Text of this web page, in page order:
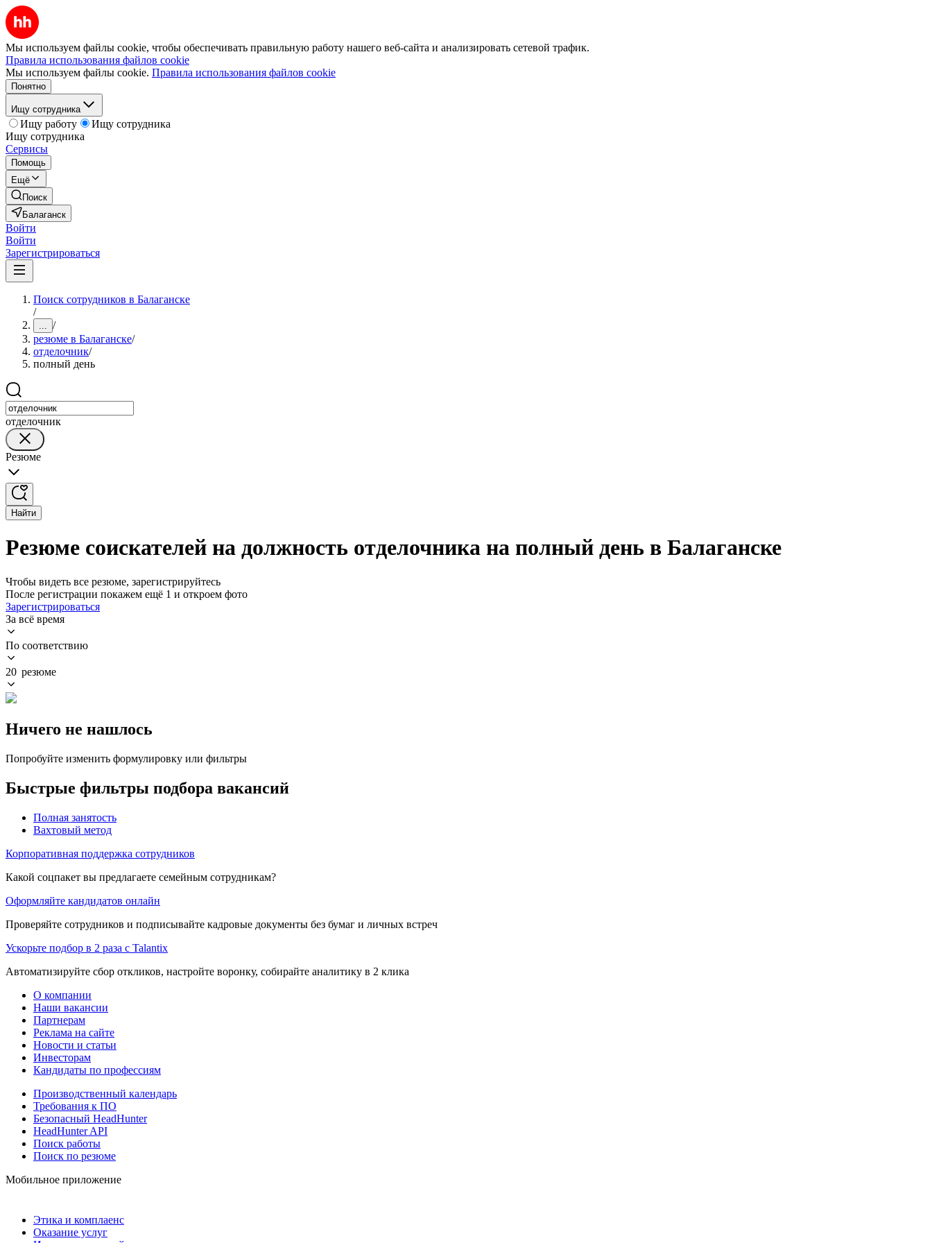
Мы используем файлы cookie, чтобы обеспечивать правильную работу нашего веб-сайта и анализировать сетевой трафик.
Правила использования файлов cookie
Мы используем файлы cookie. Правила использования файлов cookie
Понятно
Ищу сотрудника
Ищу работу
Ищу сотрудника
Ищу сотрудника
Сервисы
Помощь
Ещё
Поиск
Балаганск
Войти
Войти
Зарегистрироваться
Поиск сотрудников в Балаганске
/
... /
резюме в Балаганске/
отделочник/
полный день
отделочник
Резюме
Найти
Резюме соискателей на должность отделочника на полный день в Балаганске
Чтобы видеть все резюме, зарегистрируйтесь
После регистрации покажем ещё 1 и откроем фото
Зарегистрироваться
За всё время
По соответствию
20 резюме
Ничего не нашлось
Попробуйте изменить формулировку или фильтры
Быстрые фильтры подбора вакансий
Полная занятость
Вахтовый метод
Корпоративная поддержка сотрудников
Какой соцпакет вы предлагаете семейным сотрудникам?
Оформляйте кандидатов онлайн
Проверяйте сотрудников и подписывайте кадровые документы без бумаг и личных встреч
Ускорьте подбор в 2 раза с Talantix
Автоматизируйте сбор откликов, настройте воронку, собирайте аналитику в 2 клика
О компании
Наши вакансии
Партнерам
Реклама на сайте
Новости и статьи
Инвесторам
Кандидаты по профессиям
Производственный календарь
Требования к ПО
Безопасный HeadHunter
HeadHunter API
Поиск работы
Поиск по резюме
Мобильное приложение
Этика и комплаенс
Оказание услуг